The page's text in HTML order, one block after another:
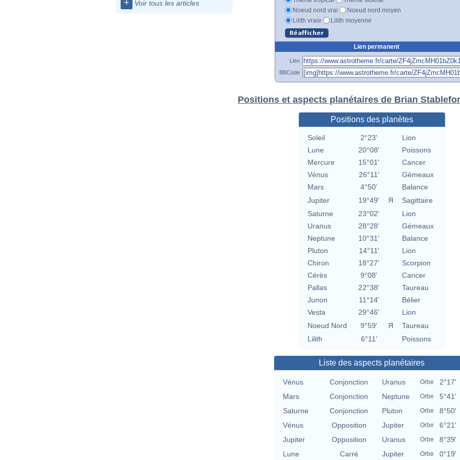
+ Voir tous les articles
Noeud nord vrai
Noeud nord moyen
Lilith vraie
Lilith moyenne
Lien permanent
Lien
BBCode
Positions et aspects planétaires de Brian
Positions des planètes
Soleil 2°23'
Lion
Lune
20°08'
Poissons
Mercure
15°01'
Cancer
Vénus
26°11'
Gémeaux
Mars
4°50'
Balance
Jupiter
19°49' Я
Sagittaire
Saturne
23°02'
Lion
Uranus
28°28'
Gémeaux
Neptune
10°31'
Balance
Pluton
14°11'
Lion
Chiron
18°27'
Scorpion
Cérès
9°08'
Cancer
Pallas
22°38'
Taureau
Junon
11°14'
Bélier
Vesta
29°46'
Lion
Noeud Nord
9°59' Я
Taureau
Lilith
6°11' Poissons
Liste des aspects planétaires
Vénus Conjonction Uranus Orbe
2°17'
Mars
Conjonction Neptune Orbe
5°41'
Saturne
Conjonction Pluton Orbe
8°50'
Vénus
Opposition Jupiter Orbe
6°21'
Jupiter
Opposition Uranus Orbe
8°39'
Lune
Carré Jupiter Orbe 0°19'